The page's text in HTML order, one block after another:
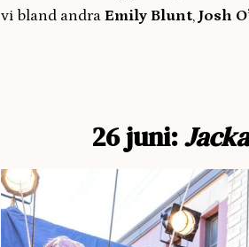
vi bland andra Emily Blunt, Josh
26 juni: